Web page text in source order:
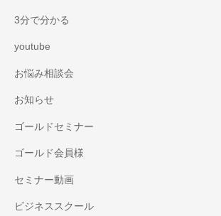
3分で分かる
youtube
お悩み相談会
お知らせ
ゴールドセミナー
ゴールド会員様
セミナー動画
ビジネススクール